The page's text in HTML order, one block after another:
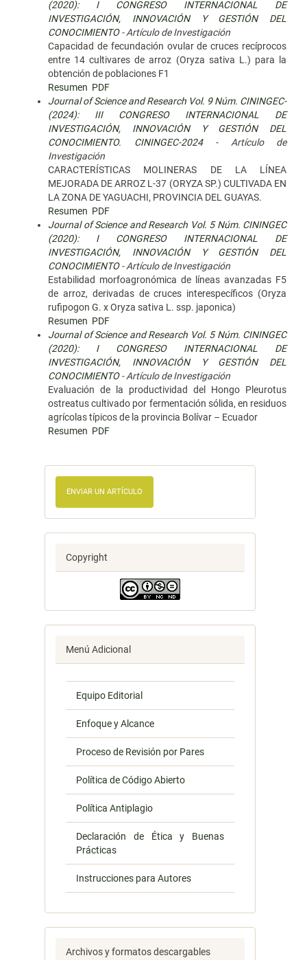
(2020): I CONGRESO INTERNACIONAL DE
INVESTIGACIÓN, INNOVACIÓN Y GESTIÓN DEL
CONOCIMIENTO- Artículo de Investigación
Capacidad de fecundación ovular de cruces recíprocos
entre 14 cultivares de arroz (Oryza sativa L.) para la
obtención de poblaciones F1
Resumen PDF
Journal of Science and Research Vol. 9 Núm. CININGEC-
(2024): III CONGRESO INTERNACIONAL DE
INVESTIGACIÓN, INNOVACIÓN Y GESTIÓN DEL
CONOCIMIENTO. CININGEC-2024- Artículo de
Investigación
CARACTERÍSTICAS MOLINERAS DE LA LÍNEA
MEJORADA DE ARROZ L-37 (ORYZA SP.) CULTIVADA EN
LA ZONA DE YAGUACHI, PROVINCIA DEL GUAYAS.
Resumen PDF
Journal of Science and Research Vol. 5 Núm. CININGEC
(2020): I CONGRESO INTERNACIONAL DE
INVESTIGACIÓN, INNOVACIÓN Y GESTIÓN DEL
CONOCIMIENTO- Artículo de Investigación
Estabilidad morfoagronómica de líneas avanzadas F5
de arroz, derivadas de cruces interespecíficos (Oryza
rufipogon G. x Oryza sativa L. ssp. japonica)
Resumen PDF
Journal of Science and Research Vol. 5 Núm. CININGEC
(2020): I CONGRESO INTERNACIONAL DE
INVESTIGACIÓN, INNOVACIÓN Y GESTIÓN DEL
CONOCIMIENTO- Artículo de Investigación
Evaluación de la productividad del Hongo Pleurotus
ostreatus cultivado por fermentación sólida, en residuos
agrícolas típicos de la provincia Bolívar – Ecuador
Resumen PDF
ENVIAR UN ARTÍCULO
Copyright
Menú Adicional
Equipo Editorial
Enfoque y Alcance
Proceso de Revisión por Pares
Política de Código Abierto
Política Antiplagio
Declaración de Ética y Buenas
Prácticas
Instrucciones para Autores
Archivos y formatos descargables